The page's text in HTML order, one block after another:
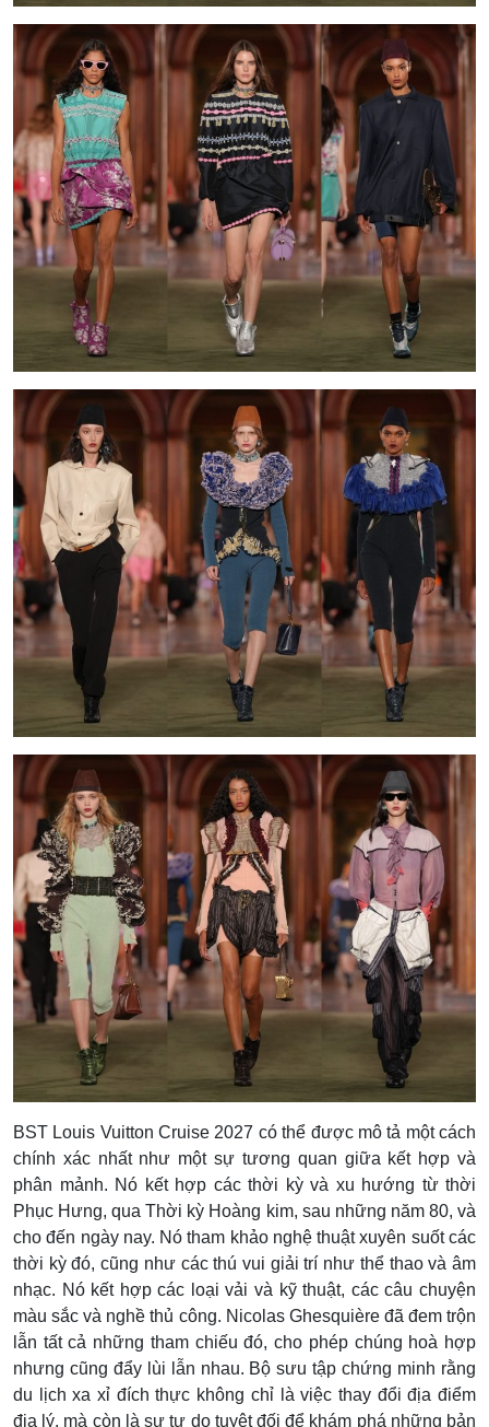
BST Louis Vuitton Cruise 2027 có thể được mô tả một cách
chính xác nhất như một sự tương quan giữa kết hợp và
phân mảnh. Nó kết hợp các thời kỳ và xu hướng từ thời
Phục Hưng, qua Thời kỳ Hoàng kim, sau những năm 80, và
cho đến ngày nay. Nó tham khảo nghệ thuật xuyên suốt các
thời kỳ đó, cũng như các thú vui giải trí như thể thao và âm
nhạc. Nó kết hợp các loại vải và kỹ thuật, các câu chuyện
màu sắc và nghề thủ công. Nicolas Ghesquière đã đem trộn
lẫn tất cả những tham chiếu đó, cho phép chúng hoà hợp
nhưng cũng đẩy lùi lẫn nhau. Bộ sưu tập chứng minh rằng
du lịch xa xỉ đích thực không chỉ là việc thay đổi địa điểm
địa lý, mà còn là sự tự do tuyệt đối để khám phá những bản